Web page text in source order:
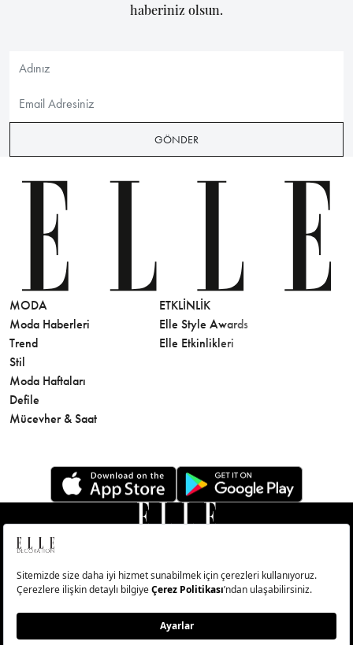
haberiniz olsun.
GÖNDER
MODA
Moda Haberleri
Trend
Stil
Moda Haftaları
Defile
Mücevher & Saat
ETKLINLIK
Elle Style Awards
Elle Etkinlikleri
© Big Medya Teknoloji A.Ş. Altunizade Mahallesi Kuşbakışı
Caddesi No:27/1 Üsküdar/İstanbul